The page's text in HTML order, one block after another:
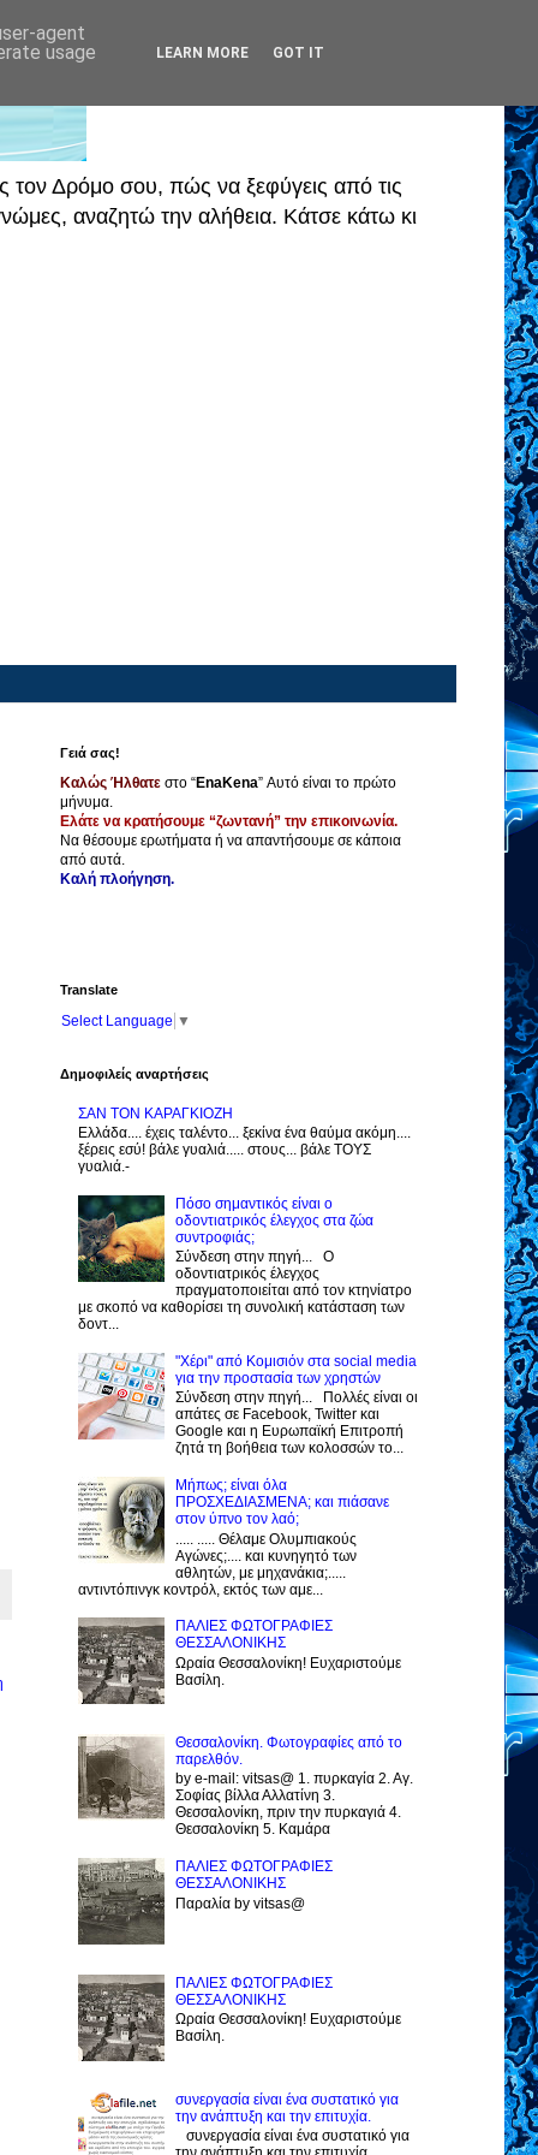
τον Δρόμο σου, πώς να ξεφύγεις από τις
αναζητώ την αλήθεια. Κάτσε κάτω κι
Γειά σας!
Καλώς Ήλθατεστο “EnaKena” Αυτό είναι το πρώτο
μήνυμα.
Ελάτε να κρατήσουμε “ζωντανή” την επικοινωνία.
Να θέσουμε ερωτήματα ή να απαντήσουμε σε κάποια
από αυτά.
Καλή πλοήγηση.
Translate
Select Language ▼
Δημοφιλείς αναρτήσεις
ΣΑΝ ΤΟΝ ΚΑΡΑΓΚΙΟΖΗ
Ελλάδα.... έχεις ταλέντο... ξεκίνα ένα θαύμα ακόμη....
ξέρεις εσύ! βάλε γυαλιά..... στους... βάλε ΤΟΥΣ
γυαλιά.-
Πόσο σημαντικός είναι ο
οδοντιατρικός έλεγχος στα ζώα
συντροφιάς;
Σύνδεση στην πηγή... Ο
οδοντιατρικός έλεγχος
πραγματοποιείται από τον κτηνίατρο
με σκοπό να καθορίσει τη συνολική κατάσταση των
δοντ...
"Χέρι" από Κομισιόν στα social media
για την προστασία των χρηστών
Σύνδεση στην πηγή... Πολλές είναι οι
απάτες σε Facebook, Twitter και
Google και η Ευρωπαϊκή Επιτροπή
ζητά τη βοήθεια των κολοσσών το...
Μήπως; είναι όλα
ΠΡΟΣΧΕΔΙΑΣΜΕΝΑ; και πιάσανε
στον ύπνο τον λαό;
..... ..... Θέλαμε Ολυμπιακούς
Αγώνες;.... και κυνηγητό των
αθλητών, με μηχανάκια;.....
αντιντόπινγκ κοντρόλ, εκτός των αμε...
ΠΑΛΙΕΣ ΦΩΤΟΓΡΑΦΙΕΣ
ΘΕΣΣΑΛΟΝΙΚΗΣ
Ωραία Θεσσαλονίκη! Ευχαριστούμε
Βασίλη.
Θεσσαλονίκη. Φωτογραφίες από το
παρελθόν.
by e-mail: vitsas@ 1. πυρκαγία 2. Αγ.
Σοφίας βίλλα Αλλατίνη 3.
Θεσσαλονίκη, πριν την πυρκαγιά 4.
Θεσσαλονίκη 5. Καμάρα
ΠΑΛΙΕΣ ΦΩΤΟΓΡΑΦΙΕΣ
ΘΕΣΣΑΛΟΝΙΚΗΣ
Παραλία by vitsas@
ΠΑΛΙΕΣ ΦΩΤΟΓΡΑΦΙΕΣ
ΘΕΣΣΑΛΟΝΙΚΗΣ
Ωραία Θεσσαλονίκη! Ευχαριστούμε
Βασίλη.
συνεργασία είναι ένα συστατικό για
την ανάπτυξη και την επιτυχία.
συνεργασία είναι ένα συστατικό για
agent
usage
LEARN MORE GOT IT